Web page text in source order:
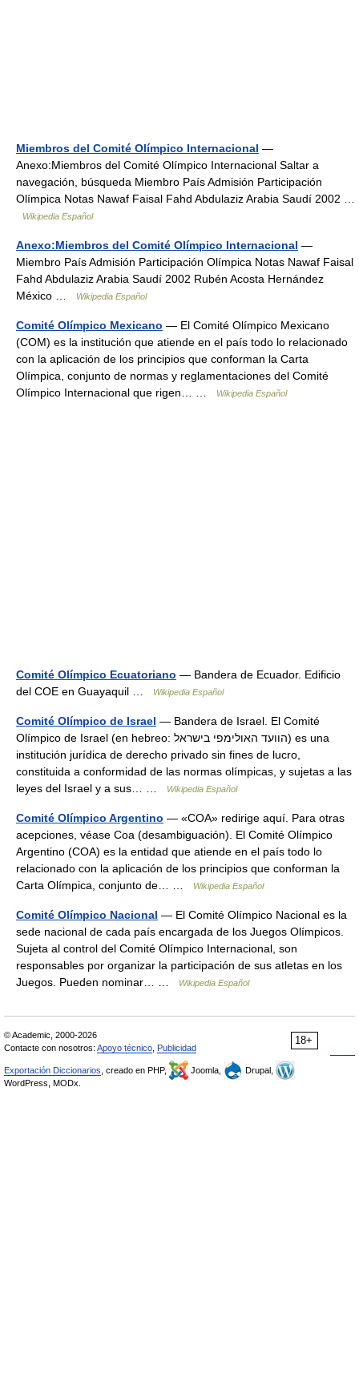
Miembros del Comité Olímpico Internacional —
Anexo:Miembros del Comité Olímpico Internacional Saltar a
navegación, búsqueda Miembro País Admisión Participación
Olímpica Notas Nawaf Faisal Fahd Abdulaziz Arabia Saudí 2002 …
Wikipedia Español
Anexo:Miembros del Comité Olímpico Internacional —
Miembro País Admisión Participación Olímpica Notas Nawaf Faisal
Fahd Abdulaziz Arabia Saudí 2002 Rubén Acosta Hernández
México …
Wikipedia Español
Comité Olímpico Mexicano — El Comité Olímpico Mexicano
(COM) es la institución que atiende en el país todo lo relacionado
con la aplicación de los principios que conforman la Carta
Olímpica, conjunto de normas y reglamentaciones del Comité
Olímpico Internacional que rigen… …
Wikipedia Español
Comité Olímpico Ecuatoriano — Bandera de Ecuador. Edificio
del COE en Guayaquil …
Wikipedia Español
Comité Olímpico de Israel — Bandera de Israel. El Comité
Olímpico de Israel (en hebreo: הוועד האולימפי בישראל) es una
institución jurídica de derecho privado sin fines de lucro,
constituida a conformidad de las normas olímpicas, y sujetas a las
leyes del Israel y a sus… …
Wikipedia Español
Comité Olímpico Argentino — «COA» redirige aquí. Para otras
acepciones, véase Coa (desambiguación). El Comité Olímpico
Argentino (COA) es la entidad que atiende en el país todo lo
relacionado con la aplicación de los principios que conforman la
Carta Olímpica, conjunto de… …
Wikipedia Español
Comité Olímpico Nacional — El Comité Olímpico Nacional es la
sede nacional de cada país encargada de los Juegos Olímpicos.
Sujeta al control del Comité Olímpico Internacional, son
responsables por organizar la participación de sus atletas en los
Juegos. Pueden nominar… …
Wikipedia Español
18+
© Academic, 2000-2026
Contacte con nosotros: Apoyo técnico Publicidad
Exportación Diccionarios , creado en PHP, Joomla,
Drupal,
WordPress, MODx.